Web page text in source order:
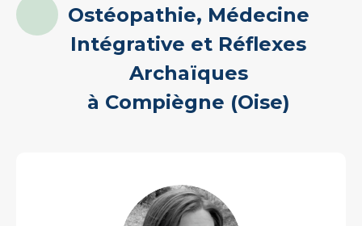
Ostéopathie, Médecine
Intégrative et Réflexes
Archaïques
à Compiègne (Oise)